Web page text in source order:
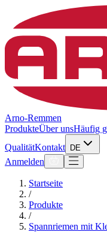
Arno-Remmen
ProdukteÜber unsHäufig
QualitätKontakt DE
Anmelden
Startseite
/
Produkte
/
Spannriemen mit